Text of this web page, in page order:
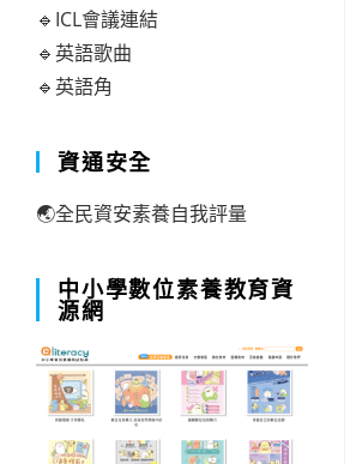
🔹ICL會議連結
🔹英語歌曲
🔹英語角
資通安全
🌏全民資安素養自我評量
中小學數位素養教育資
源網